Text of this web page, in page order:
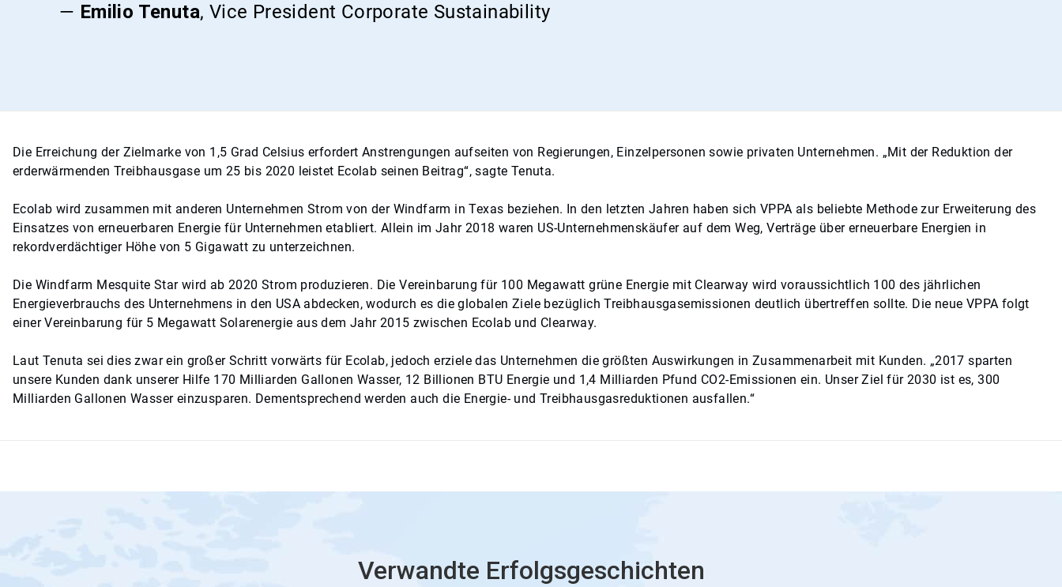
— Emilio Tenuta, Vice President Corporate Sustainability
Die Erreichung der Zielmarke von 1,5 Grad Celsius erfordert Anstrengungen aufseiten von Regierungen, Einzelpersonen sowie privaten Unternehmen. „Mit der Reduktion der
erderwärmenden Treibhausgase um 25 bis 2020 leistet Ecolab seinen Beitrag“, sagte Tenuta.
Ecolab wird zusammen mit anderen Unternehmen Strom von der Windfarm in Texas beziehen. In den letzten Jahren haben sich VPPA als beliebte Methode zur Erweiterung des
Einsatzes von erneuerbaren Energie für Unternehmen etabliert. Allein im Jahr 2018 waren US-Unternehmenskäufer auf dem Weg, Verträge über erneuerbare Energien in
rekordverdächtiger Höhe von 5 Gigawatt zu unterzeichnen.
Die Windfarm Mesquite Star wird ab 2020 Strom produzieren. Die Vereinbarung für 100 Megawatt grüne Energie mit Clearway wird voraussichtlich 100 des jährlichen
Energieverbrauchs des Unternehmens in den USA abdecken, wodurch es die globalen Ziele bezüglich Treibhausgasemissionen deutlich übertreffen sollte. Die neue VPPA folgt
einer Vereinbarung für 5 Megawatt Solarenergie aus dem Jahr 2015 zwischen Ecolab und Clearway.
Laut Tenuta sei dies zwar ein großer Schritt vorwärts für Ecolab, jedoch erziele das Unternehmen die größten Auswirkungen in Zusammenarbeit mit Kunden. „2017 sparten
unsere Kunden dank unserer Hilfe 170 Milliarden Gallonen Wasser, 12 Billionen BTU Energie und 1,4 Milliarden Pfund CO2-Emissionen ein. Unser Ziel für 2030 ist es, 300
Milliarden Gallonen Wasser einzusparen. Dementsprechend werden auch die Energie- und Treibhausgasreduktionen ausfallen.“
Verwandte Erfolgsgeschichten